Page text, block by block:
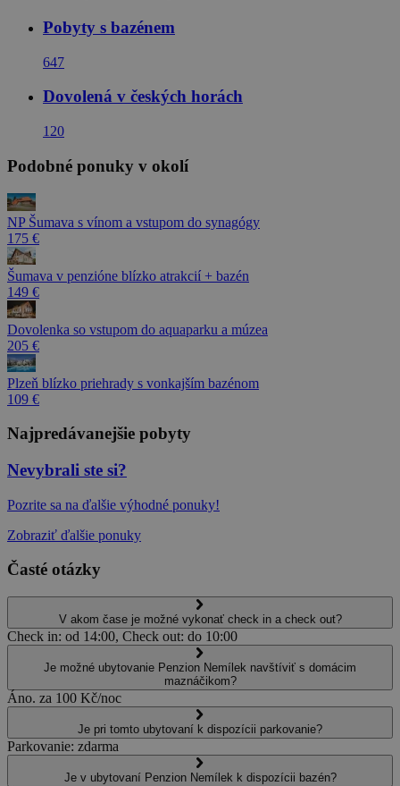
Pobyty s bazénem
647
Dovolená v českých horách
120
Podobné ponuky v okolí
NP Šumava s vínom a vstupom do synagógy
175 €
Šumava v penzióne blízko atrakcií + bazén
149 €
Dovolenka so vstupom do aquaparku a múzea
205 €
Plzeň blízko priehrady s vonkajším bazénom
109 €
Najpredávanejšie pobyty
Nevybrali ste si?
Pozrite sa na ďalšie výhodné ponuky!
Zobraziť ďalšie ponuky
Časté otázky
V akom čase je možné vykonať check in a check out?
Check in: od 14:00, Check out: do 10:00
Je možné ubytovanie Penzion Nemílek navštíviť s domácim
maznáčikom?
Áno. za 100 Kč/noc
Je pri tomto ubytovaní k dispozícii parkovanie?
Parkovanie: zdarma
Je v ubytovaní Penzion Nemílek k dispozícii bazén?